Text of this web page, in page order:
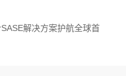
解决方案护航全球首